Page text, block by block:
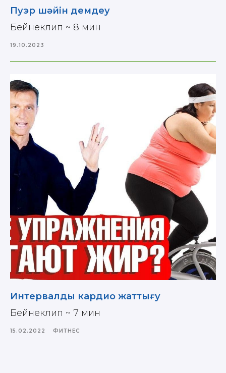
Пуэр шәйін демдеу
Бейнеклип ~ 8 мин
19.10.2023
Интервалды кардио жаттығу
Бейнеклип ~ 7 мин
15.02.2022 ФИТНЕС